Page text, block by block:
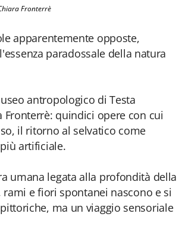
Fronterrè
apparentemente opposte,
paradossale della natura
antropologico di Testa
quindici opere con cui
il ritorno al selvatico come
artificiale.
umana legata alla profondità della
e fiori spontanei nascono e si
ma un viaggio sensoriale